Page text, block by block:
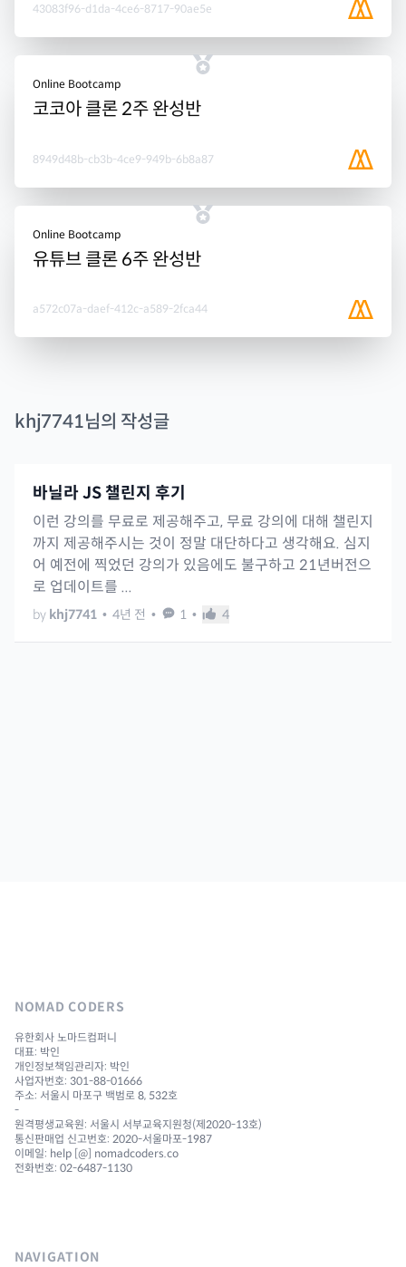
43083f96-d1da-4ce6-8717-90ae5e
Online Bootcamp
코코아 클론 2주 완성반
8949d48b-cb3b-4ce9-949b-6b8a87
Online Bootcamp
유튜브 클론 6주 완성반
a572c07a-daef-412c-a589-2fca44
khj7741님의 작성글
바닐라 JS 챌린지 후기
이런 강의를 무료로 제공해주고, 무료 강의에 대해 챌린지
까지 제공해주시는 것이 정말 대단하다고 생각해요. 심지
어 예전에 찍었던 강의가 있음에도 불구하고 21년버전으
로 업데이트를 ...
by khj7741 • 4년 전 • 1 • 4
NOMAD CODERS
유한회사 노마드컴퍼니
대표: 박인
개인정보책임관리자: 박인
사업자번호: 301-88-01666
주소: 서울시 마포구 백범로 8, 532호
-
원격평생교육원: 서울시 서부교육지원청(제2020-13호)
통신판매업 신고번호: 2020-서울마포-1987
이메일: help [@] nomadcoders.co
전화번호: 02-6487-1130
NAVIGATION